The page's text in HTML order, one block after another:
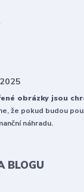
obrázky jsou
že pokud budou
náhradu.
BLOGU